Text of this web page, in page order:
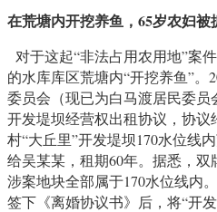
在荒塘内开挖养鱼，65岁农妇被
对于这起“非法占用农用地”案
的水库库区荒塘内“开挖养鱼”。
委员会（现已为白马渡居民委
开发堤坝经营权出租协议，协
村“大丘里”开发堤坝170水位线
给吴某某，租期60年。据悉，
涉案地块全部属于170水位线内
签下《离婚协议书》后，将“开